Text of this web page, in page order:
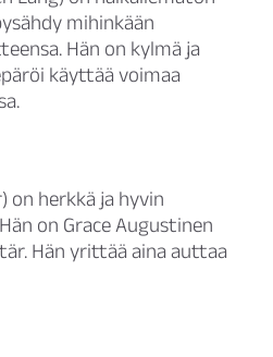
mihinkään
Hän on kylmä ja
käyttää voimaa
on herkkä ja hyvin
on Grace Augustinen
Hän yrittää aina auttaa